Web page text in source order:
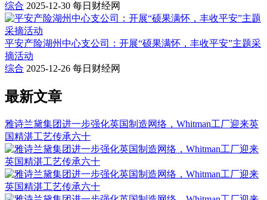
综合 2025-12-30 每日财经网
平安产险湖州中心支公司：开展“硕果满怀，丰收平安”主题采
摘活动
综合 2025-12-26 每日财经网
最新文章
雅诗兰黛集团进一步强化英国制造网络，Whitman工厂迎来英
国精湛工艺传承六十